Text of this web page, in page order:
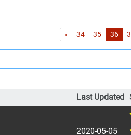
« First34 35 36
Last Updated
2020-05-05